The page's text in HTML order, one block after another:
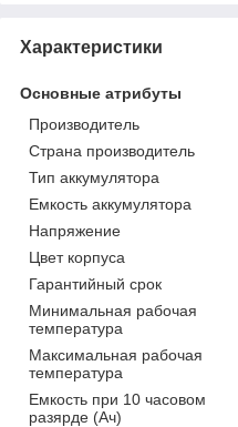
Характеристики
Основные атрибуты
Производитель
Страна производитель
Тип аккумулятора
Емкость аккумулятора
Напряжение
Цвет корпуса
Гарантийный срок
Минимальная рабочая
температура
Максимальная рабочая
температура
Емкость при 10 часовом
разярде (Ач)